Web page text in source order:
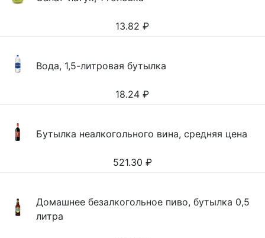
13.82 ₽
Вода, 1,5-литровая бутылка
18.24 ₽
Бутылка неалкогольного вина, средняя цена
521.30 ₽
Домашнее безалкогольное пиво, бутылка 0,5
литра